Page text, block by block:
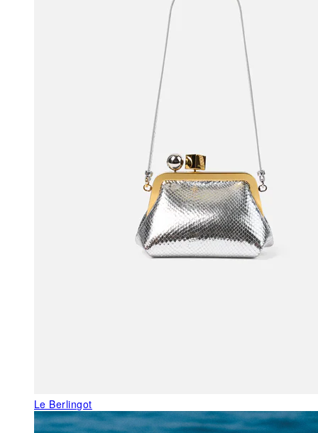
Le Berlingot